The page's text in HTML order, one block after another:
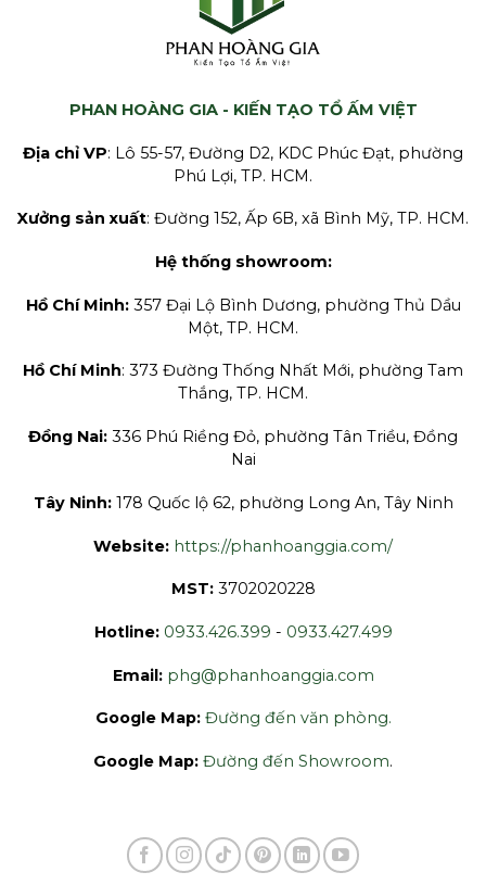
PHAN HOÀNG GIA - KIẾN TẠO TỔ ẤM VIỆT
Địa chỉ VP: Lô 55-57, Đường D2, KDC Phúc Đạt, phường
Phú Lợi, TP. HCM.
Xưởng sản xuất: Đường 152, Ấp 6B, xã Bình Mỹ, TP. HCM.
Hệ thống showroom:
Hồ Chí Minh:357 Đại Lộ Bình Dương, phường Thủ Dầu
Một, TP. HCM.
Hồ Chí Minh: 373 Đường Thống Nhất Mới, phường Tam
Thắng, TP. HCM.
Đồng Nai: 336 Phú Riềng Đỏ, phường Tân Triều, Đồng
Nai
Tây Ninh:178 Quốc lộ 62, phường Long An, Tây Ninh
Website: https://phanhoanggia.com/
MST:3702020228
Hotline: 0933.426.399 - 0933.427.499
Email: phg@phanhoanggia.com
Google Map: Đường đến văn phòng.
Google Map: Đường đến Showroom.